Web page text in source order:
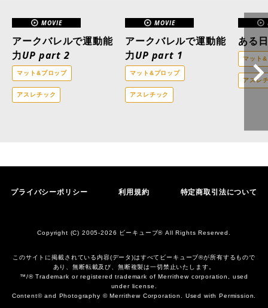
MOVIE
アークバレルで運動能
力UP part 2
マット&プロップ
アスレチック
MOVIE
アークバレルで運動能
力UP part 1
マット&プロップ
アスレチック
ある
マット
アスレ
プライバシーポリシー 利用規約 特定商取引法について
Copyright (C) 2005-2026 ビーキューブ® All Rights Reserved.
このサイトに掲載されている内容(データ)はすべてビーキューブ®︎が所有するもので
あり、無断転載及び、無断複製は一切禁止いたします。
™/® Trademark or registered trademark of Merrithew corporation, used
under license.
Content© and Photography © Merrithew Corporation. Used with Permission.